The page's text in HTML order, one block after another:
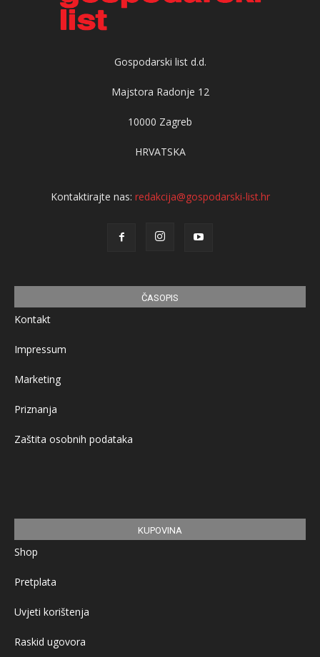
Gospodarski list d.d.
Majstora Radonje 12
10000 Zagreb
HRVATSKA
Kontaktirajte nas: redakcija@gospodarski-list.hr
ČASOPIS
Kontakt
Impressum
Marketing
Priznanja
Zaštita osobnih podataka
KUPOVINA
Shop
Pretplata
Uvjeti korištenja
Raskid ugovora